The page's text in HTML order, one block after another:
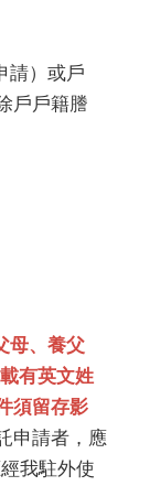
請）或戶
戶戶籍謄
母、養父
有英文姓
須留存影
申請者，應
我駐外使